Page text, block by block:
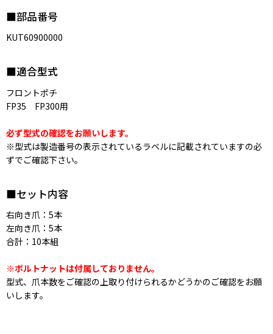
■部品番号
KUT60900000
■適合型式
フロントポチ
FP35 FP300用
必ず型式の確認をお願いします。
※型式は製造番号の表示されているラベルに記載されていますの必
ずでご確認下さい。
■セット内容
右向き爪：5本
左向き爪：5本
合計：10本組
※ボルトナットは付属しておりません。
型式、爪本数をご確認の上取り付けられるかどうかのご確認をお願
いします。